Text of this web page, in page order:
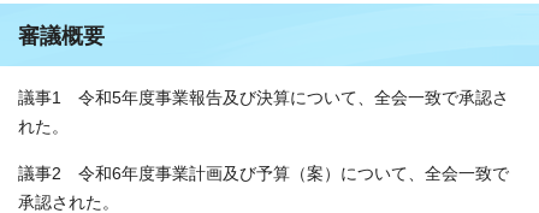
審議概要
議事1 令和5年度事業報告及び決算について、全会一致で承認さ
れた。
議事2 令和6年度事業計画及び予算（案）について、全会一致で
承認された。